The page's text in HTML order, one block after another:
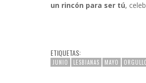
un rincón para ser tú,
ETIQUETAS:
JUNIO LESBIANAS MAYO